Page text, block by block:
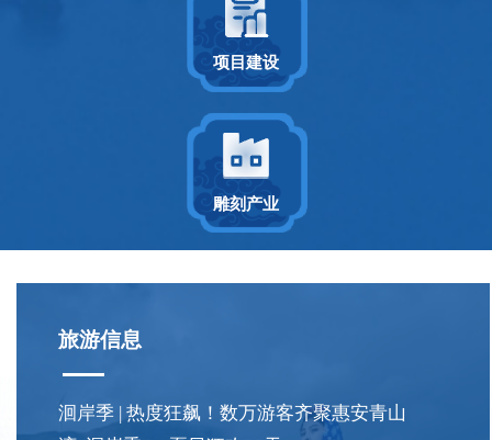
项目建设
雕刻产业
旅游信息
洄岸季 | 热度狂飙！数万游客齐聚惠安青山